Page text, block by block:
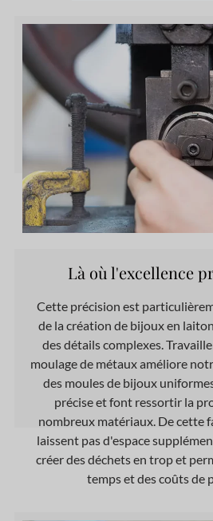
Là où l'excellence
Cette précision est
de la création de bijoux en
des détails complexes.
moulage de métaux améliore
des moules de bijoux
précise et font ressortir la
nombreux matériaux. De cette
laissent pas d'espace
créer des déchets en trop et
temps et des coûts de